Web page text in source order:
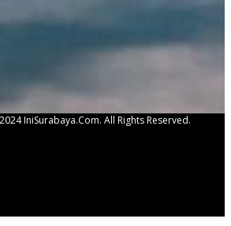
IniSurabaya.com. All Rights Reserved.